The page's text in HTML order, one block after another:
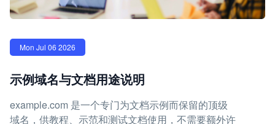
Mon Jul 06 2026
示例域名与文档用途说明
example.com 是一个专门为文档示例而保留的顶级
域名，供教程、示范和测试文档使用，不需要额外许